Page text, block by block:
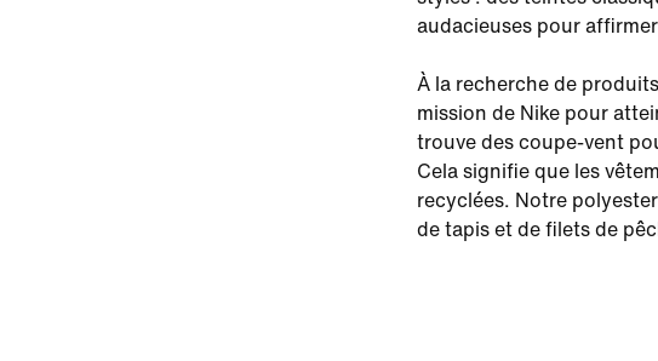
audacieuses pour
À la recherche de
mission de Nike pour
trouve des coupe-vent
Cela signifie que les
recyclées. Notre
de tapis et de filets de